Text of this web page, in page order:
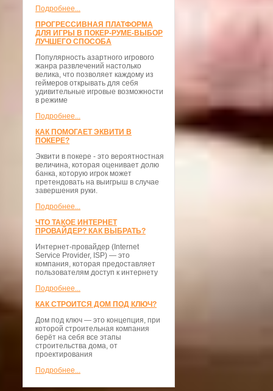
Подробнее...
ПРОГРЕССИВНАЯ ПЛАТФОРМА
ДЛЯ ИГРЫ В ПОКЕР-РУМЕ-ВЫБОР
ЛУЧШЕГО СПОСОБА
Популярность азартного игрового
жанра развлечений настолько
велика, что позволяет каждому из
геймеров открывать для себя
удивительные игровые возможности
в режиме
Подробнее...
КАК ПОМОГАЕТ ЭКВИТИ В
ПОКЕРЕ?
Эквити в покере - это вероятностная
величина, которая оценивает долю
банка, которую игрок может
претендовать на выигрыш в случае
завершения руки.
Подробнее...
ЧТО ТАКОЕ ИНТЕРНЕТ
ПРОВАЙДЕР? КАК ВЫБРАТЬ?
Интернет-провайдер (Internet
Service Provider, ISP) — это
компания, которая предоставляет
пользователям доступ к интернету
Подробнее...
КАК СТРОИТСЯ ДОМ ПОД КЛЮЧ?
Дом под ключ — это концепция, при
которой строительная компания
берёт на себя все этапы
строительства дома, от
проектирования
Подробнее...